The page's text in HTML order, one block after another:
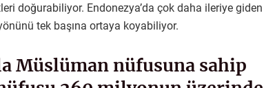
doğurabiliyor. Endonezya’da çok daha ileriye giden
tek başına ortaya koyabiliyor.
Müslüman nüfusuna sahip